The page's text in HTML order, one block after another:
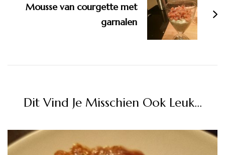
Mousse van courgette met
garnalen
Dit Vind Je Misschien Ook Leuk...